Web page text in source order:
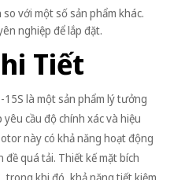
với một số sản phẩm khác.
nghiệp để lắp đặt.
Tiết
là một sản phẩm lý tưởng
cầu độ chính xác và hiệu
này có khả năng hoạt động
quá tải. Thiết kế mặt bích